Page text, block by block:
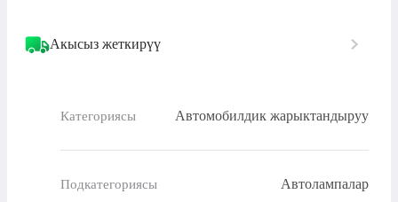
Акысыз жеткирүү
Категориясы Автомобилдик жарыктандыруу
Подкатегориясы Автолампалар